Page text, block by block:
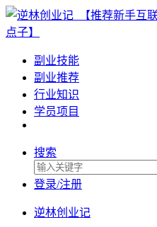
副业技能
副业推荐
行业知识
学员项目
搜索
登录/注册
逆林创业记